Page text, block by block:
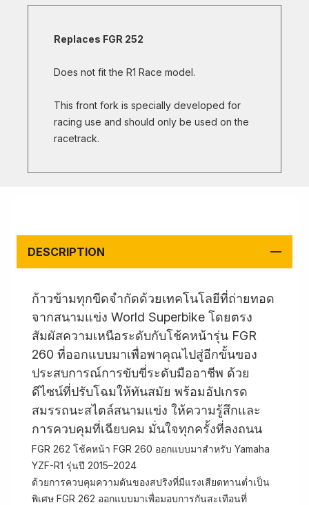
Replaces FGR 252
Does not fit the R1 Race model.
This front fork is specially developed for
racing use and should only be used on the
racetrack.
DESCRIPTION
ก้าวข้ามทุกขีดจำกัดด้วยเทคโนโลยีที่ถ่ายทอด
จากสนามแข่ง World Superbike โดยตรง
สัมผัสความเหนือระดับกับโช้คหน้ารุ่น FGR
260 ที่ออกแบบมาเพื่อพาคุณไปสู่อีกขั้นของ
ประสบการณ์การขับขี่ระดับมืออาชีพ ด้วย
ดีไซน์ที่ปรับโฉมให้ทันสมัย พร้อมอัปเกรด
สมรรถนะสไตล์สนามแข่ง ให้ความรู้สึกและ
การควบคุมที่เฉียบคม มั่นใจทุกครั้งที่ลงถนน
FGR 262 โช้คหน้า FGR 260 ออกแบบมาสำหรับ Yamaha
YZF-R1 รุ่นปี 2015–2024
ด้วยการควบคุมความดันของสปริงที่มีแรงเสียดทานต่ำเป็น
พิเศษ FGR 262 ออกแบบมาเพื่อมอบการกันสะเทือนที่